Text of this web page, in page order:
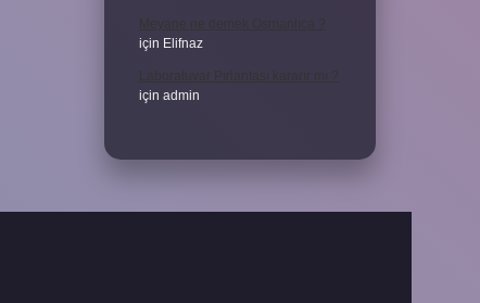
Meyane ne demek Osmanlıca ?
için Elifnaz
Laboratuvar Pırlantası kararır mı ?
için admin